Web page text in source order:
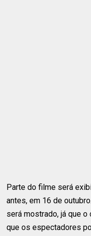
Parte do filme será
antes, em 16 de
será mostrado, já que
que os espectadores